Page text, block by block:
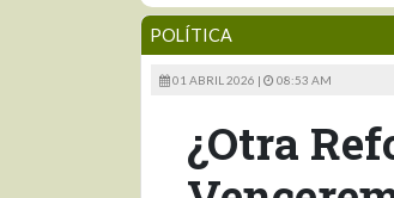
POLÍTICA
01 ABRIL 2026 | 08:53 AM
¿Otra